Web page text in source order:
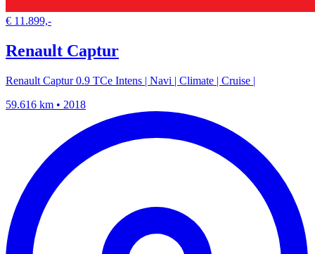
€ 11.899,-
Renault Captur
Renault Captur 0.9 TCe Intens | Navi | Climate | Cruise |
59.616 km • 2018